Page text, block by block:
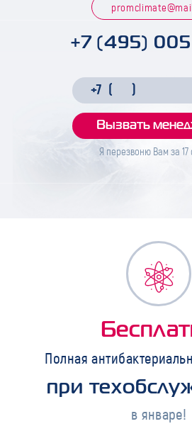
+7 (495)
Я перезвоню Вам за 17
Полная
при
в январе!